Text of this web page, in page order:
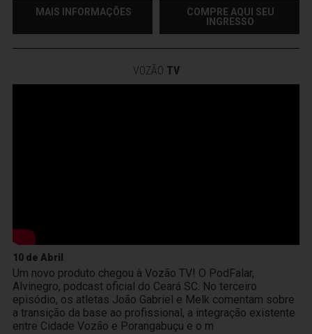
MAIS INFORMAÇÕES
COMPRE AQUI SEU
INGRESSO
VOZÃO TV
10 de Abril
Um novo produto chegou à Vozão TV! O PodFalar,
Alvinegro, podcast oficial do Ceará SC. No terceiro
episódio, os atletas João Gabriel e Melk comentam sobre
a transição da base ao profissional, a integração existente
entre Cidade Vozão e Porangabuçu e o m